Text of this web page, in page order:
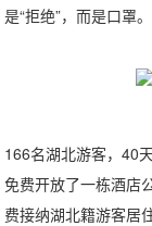
是“拒绝”，而是口罩。
166名湖北游客，40
免费开放了一栋酒店
费接纳湖北籍游客居